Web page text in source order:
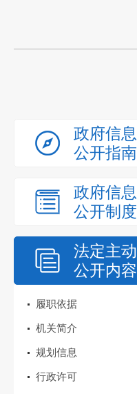
政府信息
公开指南
政府信息
公开制度
法定主动
公开内容
履职依据
机关简介
规划信息
行政许可